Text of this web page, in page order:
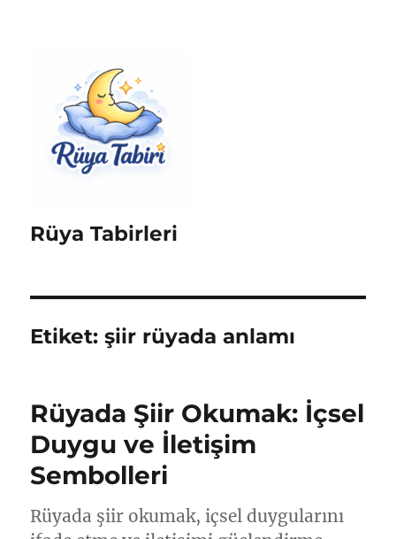
Rüya Tabirleri
Etiket:şiir rüyada anlamı
Rüyada Şiir Okumak: İçsel
Duygu ve İletişim
Sembolleri
Rüyada şiir okumak, içsel duygularını